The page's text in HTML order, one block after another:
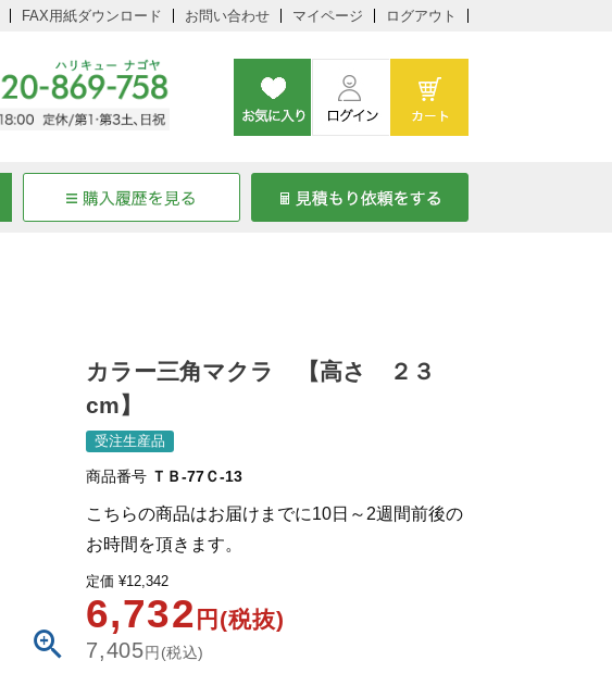
FAX用紙ダウンロード お問い合わせ マイページ ログアウト
カラー三角マクラ 【高さ ２３
cm】
受注生産品
商品番号 ＴＢ-77Ｃ-13
こちらの商品はお届けまでに10日～2週間前後の
お時間を頂きます。
定価 ¥12,342
6,732 円(税抜)
7,405円(税込)